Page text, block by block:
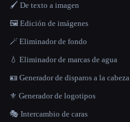
🖌️ De texto a imagen
🖼️ Edición de imágenes
🪄 Eliminador de fondo
💧 Eliminador de marcas de agua
🪪 Generador de disparos a la cabeza
⚜️ Generador de logotipos
🎭 Intercambio de caras